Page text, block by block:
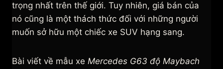
trọng nhất trên thế giới. Tuy nhiên, giá bán của
nó cũng là một thách thức đối với những người
muốn sở hữu một chiếc xe SUV hạng sang.
Bài viết về mẫu xe Mercedes G63 độ Maybach